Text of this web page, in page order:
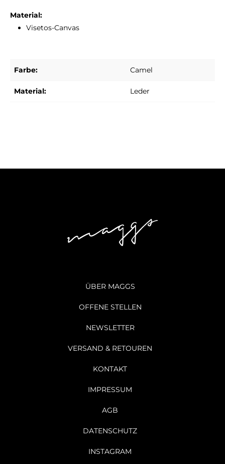
Material:
Visetos-Canvas
Farbe: Camel
Material: Leder
ÜBER MAGGS
OFFENE STELLEN
NEWSLETTER
VERSAND & RETOUREN
KONTAKT
IMPRESSUM
AGB
DATENSCHUTZ
INSTAGRAM